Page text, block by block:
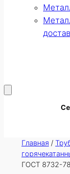
Главная /
ГОСТ 8732-